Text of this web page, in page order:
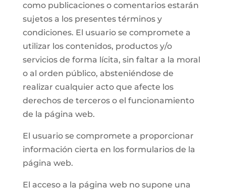
como publicaciones o comentarios estarán
sujetos a los presentes términos y
condiciones. El usuario se compromete a
utilizar los contenidos, productos y/o
servicios de forma lícita, sin faltar a la moral
o al orden público, absteniéndose de
realizar cualquier acto que afecte los
derechos de terceros o el funcionamiento
de la página web.
El usuario se compromete a proporcionar
información cierta en los formularios de la
página web.
El acceso a la página web no supone una